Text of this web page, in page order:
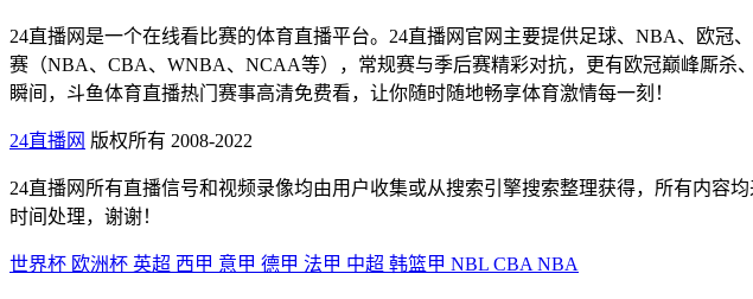
24直播网是一个在线看比赛的体育直播平台。24直播网官网主要提供足球、NBA、欧
赛（NBA、CBA、WNBA、NCAA等），常规赛与季后赛精彩对抗，更有欧冠巅峰厮
瞬间，斗鱼体育直播热门赛事高清免费看，让你随时随地畅享体育激情每一刻！
24直播网 版权所有 2008-2022
24直播网所有直播信号和视频录像均由用户收集或从搜索引擎搜索整理获得，所有内
时间处理，谢谢！
世界杯 欧洲杯 英超 西甲 意甲 德甲 法甲 中超 韩篮甲 NBL CBA NBA